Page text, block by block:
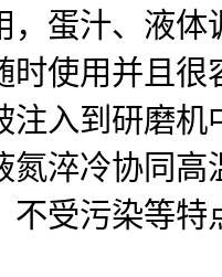
，蛋汁、液
时使用并且
注入到研磨
氮淬冷协同
不受污染等特